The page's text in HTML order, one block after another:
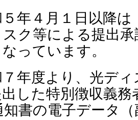
年４月１日以降は
ク等による提出
っています。
年度より、光ディ
した特別徴収義務
書の電子データ